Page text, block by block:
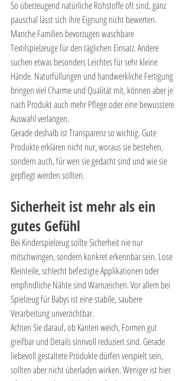
So überzeugend natürliche Rohstoffe oft sind, ganz
pauschal lässt sich ihre Eignung nicht bewerten.
Manche Familien bevorzugen waschbare
Textilspielzeuge für den täglichen Einsatz. Andere
suchen etwas besonders Leichtes für sehr kleine
Hände. Naturfüllungen und handwerkliche Fertigung
bringen viel Charme und Qualität mit, können aber je
nach Produkt auch mehr Pflege oder eine bewusstere
Auswahl verlangen.
Gerade deshalb ist Transparenz so wichtig. Gute
Produkte erklären nicht nur, woraus sie bestehen,
sondern auch, für wen sie gedacht sind und wie sie
gepflegt werden sollten.
Sicherheit ist mehr als ein
gutes Gefühl
Bei Kinderspielzeug sollte Sicherheit nie nur
mitschwingen, sondern konkret erkennbar sein. Lose
Kleinteile, schlecht befestigte Applikationen oder
empfindliche Nähte sind Warnzeichen. Vor allem bei
Spielzeug für Babys ist eine stabile, saubere
Verarbeitung unverzichtbar.
Achten Sie darauf, ob Kanten weich, Formen gut
greifbar und Details sinnvoll reduziert sind. Gerade
liebevoll gestaltete Produkte dürfen verspielt sein,
sollten aber nicht überladen wirken. Weniger ist hier